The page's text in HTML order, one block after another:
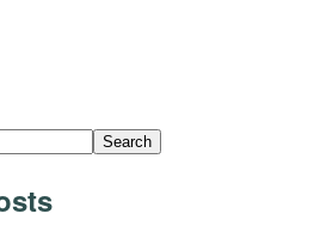
Search